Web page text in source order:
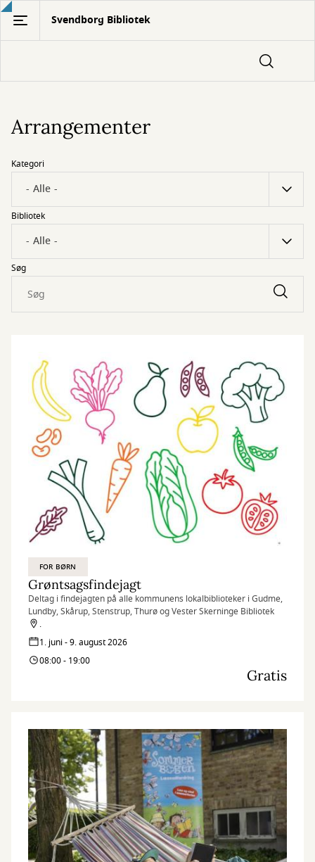
Gå
hovedindhold
Svendborg Bibliotek
Arrangementer
Kategori
Bibliotek
Søg
FOR BØRN
Grøntsagsfindejagt
Deltag i findejagten på alle kommunens lokalbiblioteker i Gudme,
Lundby, Skårup, Stenstrup, Thurø og Vester Skerninge Bibliotek
.
1. juni - 9. august 2026
08:00 - 19:00
Gratis